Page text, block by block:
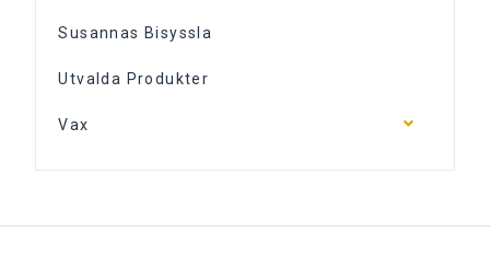
Susannas Bisyssla
Utvalda Produkter
Vax